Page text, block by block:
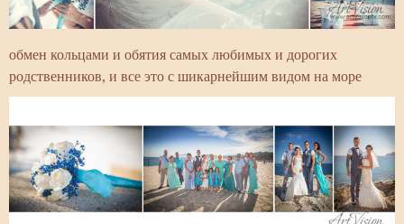
обмен кольцами и обятия самых любимых и дорогих
родственников, и все это с шикарнейшим видом на море